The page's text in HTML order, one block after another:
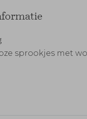
sprookjes met